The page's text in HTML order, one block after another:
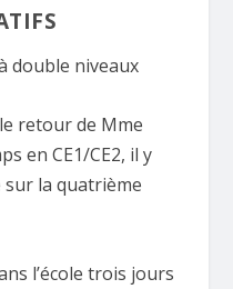
double niveaux
retour de Mme
en CE1/CE2, il y
la quatrième
l’école trois jours